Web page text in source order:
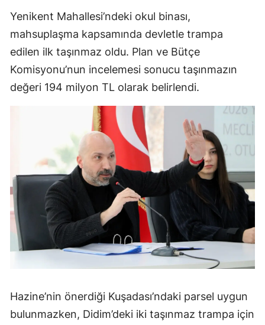
Yenikent Mahallesi’ndeki okul binası,
mahsuplaşma kapsamında devletle trampa
edilen ilk taşınmaz oldu. Plan ve Bütçe
Komisyonu’nun incelemesi sonucu taşınmazın
değeri 194 milyon TL olarak belirlendi.
Hazine’nin önerdiği Kuşadası’ndaki parsel uygun
bulunmazken, Didim’deki iki taşınmaz trampa için